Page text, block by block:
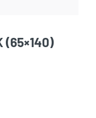
(65×140)
aantal